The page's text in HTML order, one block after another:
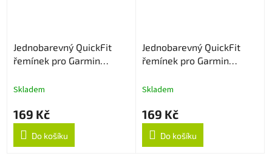
Jednobarevný QuickFit
řemínek pro Garmin
Skladem
169 Kč
Do košíku
Jednobarevný QuickFit
řemínek pro Garmin
Skladem
169 Kč
Do košíku